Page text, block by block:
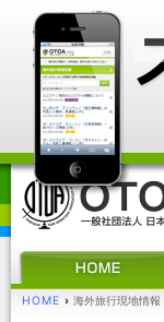
HOME › 海外旅行現地情報